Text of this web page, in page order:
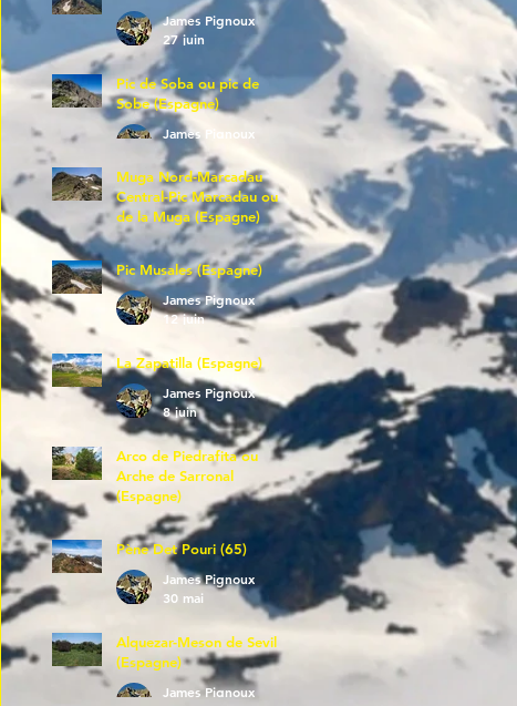
James Pignoux
27 juin
Pic de Soba ou pic de
Sobe (Espagne)
James Pignoux
25 juin
Muga Nord-Marcadau
Central-Pic Marcadau ou
de la Muga (Espagne)
James Pignoux
21 juin
Pic Musales (Espagne)
James Pignoux
12 juin
La Zapatilla (Espagne)
James Pignoux
8 juin
Arco de Piedrafita ou
Arche de Sarronal
(Espagne)
James Pignoux
7 juin
Pène Det Pouri (65)
James Pignoux
30 mai
Alquezar-Meson de Sevil
(Espagne)
James Pignoux